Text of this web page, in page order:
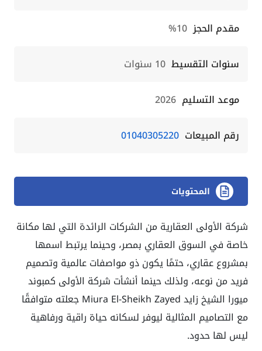
مقدم الحجز 10%
سنوات التقسيط 10 سنوات
موعد التسليم 2026
رقم المبيعات 01040305220
المحتويات
شركة الأولى العقارية من الشركات الرائدة التي لها مكانة
خاصة في السوق العقاري بمصر، وحينما يرتبط اسمها
بمشروع عقاري، حتمًا يكون ذو مواصفات عالمية وتصميم
فريد من نوعه، ولذلك حينما أنشأت شركة الأولى كمبوند
ميورا الشيخ زايد Miura El-Sheikh Zayed جعلته متوافقًا
مع التصاميم المثالية ليوفر لسكانه حياة راقية ورفاهية
ليس لها حدود.